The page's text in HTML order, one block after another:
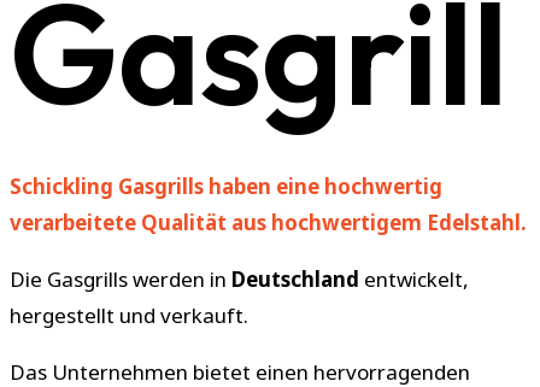
Gasgrill
Schickling Gasgrills haben eine hochwertig
verarbeitete Qualität aus hochwertigem Edelstahl.
Die Gasgrills werden in Deutschland entwickelt,
hergestellt und verkauft.
Das Unternehmen bietet einen hervorragenden